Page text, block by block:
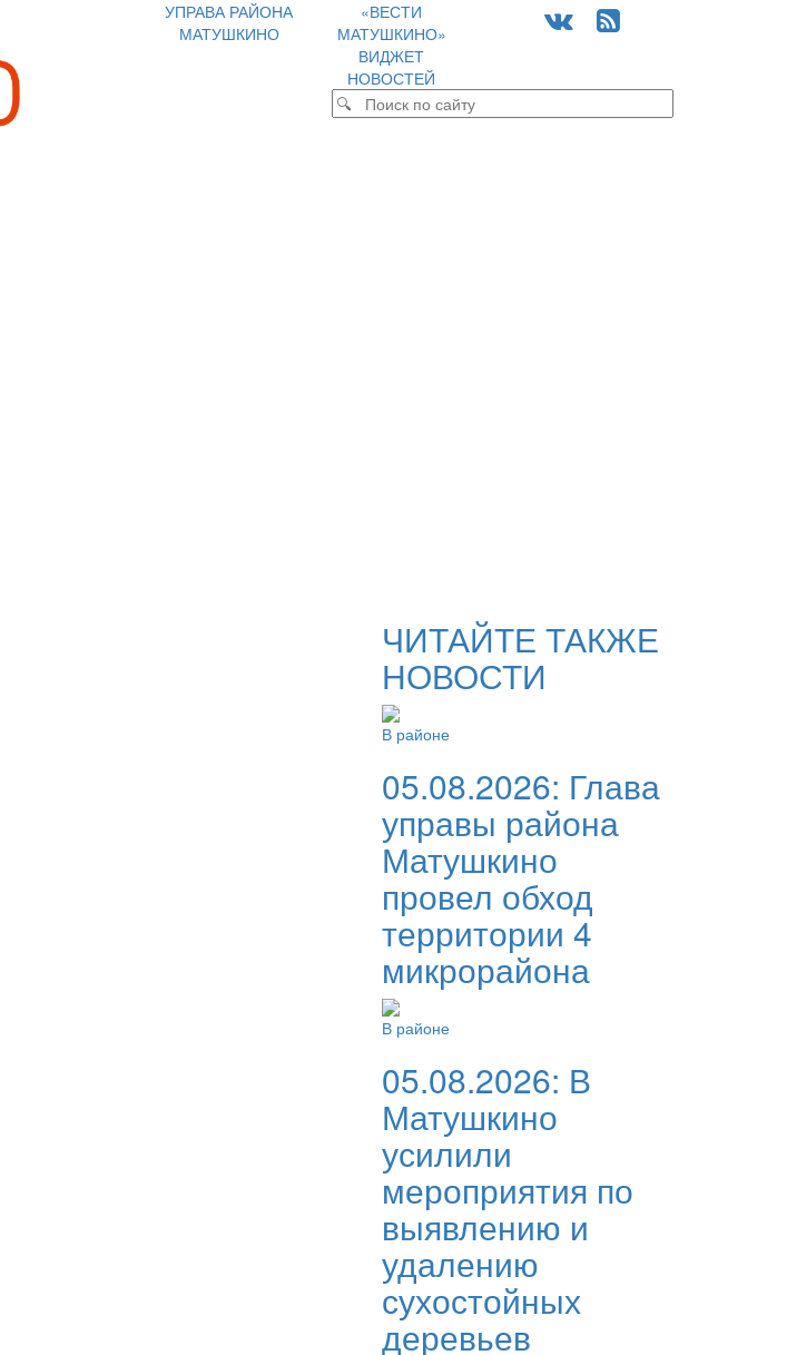
УПРАВА РАЙОНА
МАТУШКИНО
«ВЕСТИ
МАТУШКИНО»
ВИДЖЕТ
НОВОСТЕЙ
ЧИТАЙТЕ ТАКЖЕ
НОВОСТИ
В районе
05.08.2026: Глава
управы района
Матушкино
провел обход
территории 4
микрорайона
В районе
05.08.2026: В
Матушкино
усилили
мероприятия по
выявлению и
удалению
сухостойных
деревьев